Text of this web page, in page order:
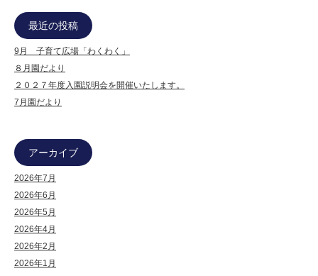
最近の投稿
9月 子育て広場「わくわく」
８月園だより
２０２７年度入園説明会を開催いたします。
7月園だより
アーカイブ
2026年7月
2026年6月
2026年5月
2026年4月
2026年2月
2026年1月